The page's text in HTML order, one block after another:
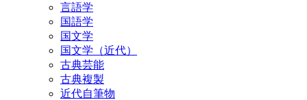
言語学
国語学
国文学
国文学（近代）
古典芸能
古典複製
近代自筆物